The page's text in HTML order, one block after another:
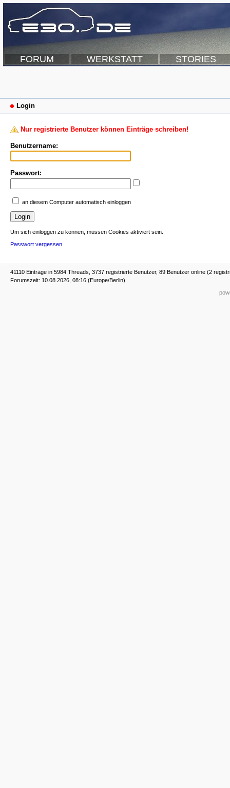
FORUM WERKSTATT STORIES
Login
Nur registrierte Benutzer können Einträge schreiben!
Benutzername:
Passwort:
an diesem Computer automatisch einloggen
Um sich einloggen zu können, müssen Cookies aktiviert sein.
Passwort vergessen
41110 Einträge in 5984 Threads, 3737 registrierte Benutzer, 89 Benutzer online (2
Forumszeit: 10.08.2026, 08:16 (Europe/Berlin)